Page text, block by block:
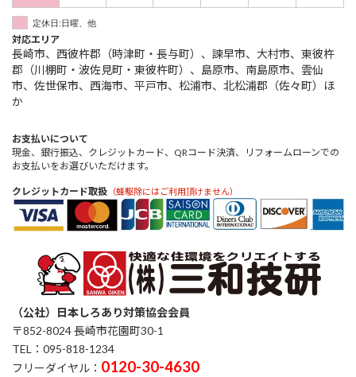
定休日:日曜、他
対応エリア
長崎市、西彼杵郡（時津町・長与町）、諫早市、大村市、東彼杵
郡（川棚町・波佐見町・東彼杵町）、島原市、南島原市、雲仙
市、佐世保市、西海市、平戸市、松浦市、北松浦郡（佐々町）ほ
か
お支払いについて
現金、銀行振込、クレジットカード、QRコード決済、リフォームローンでの
お支払いをお選びいただけます。
クレジットカード取扱 （蜂駆除にはご利用頂けません）
（公社）日本しろあり対策協会会員
〒852-8024 長崎市花園町30-1
TEL：095-818-1234
フリーダイヤル： 0120-30-4630